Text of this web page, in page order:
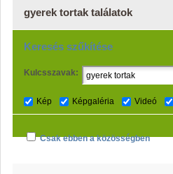
gyerek tortak találatok
Keresés szűkítése
Kulcsszavak:
Kép Képgaléria Videó
Csak ebben a közösségben